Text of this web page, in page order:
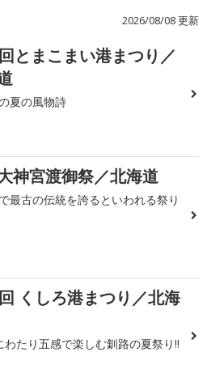
2026/08/08 更新
とまこまい港まつり／
夏の風物詩
神宮渡御祭／北海道
最古の伝統を誇るといわれる祭り
くしろ港まつり／北海
わたり五感で楽しむ釧路の夏祭り!!